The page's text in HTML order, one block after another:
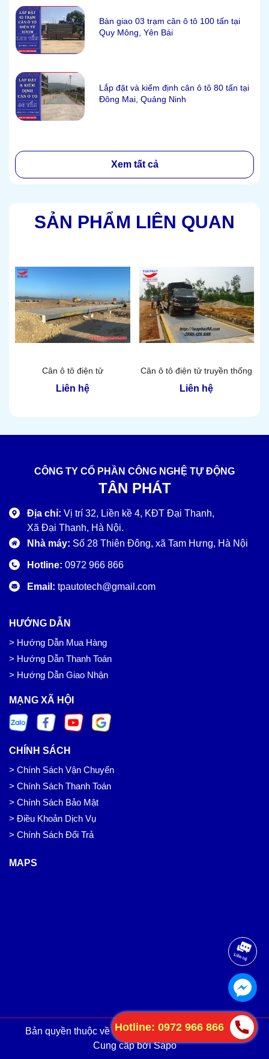
Bàn giao 03 trạm cân ô tô 100 tấn tại
Quy Mông, Yên Bái
Lắp đặt và kiểm định cân ô tô 80 tấn tại
Đông Mai, Quảng Ninh
Xem tất cả
SẢN PHẨM LIÊN QUAN
Cân ô tô điện tử
Liên hệ
Cân ô tô điện tử truyền thống
Liên hệ
CÔNG TY CỔ PHẦN CÔNG NGHỆ TỰ ĐỘNG
TÂN PHÁT
Địa chỉ: Vị trí 32, Liền kề 4, KĐT Đại Thanh,
Xã Đại Thanh, Hà Nội.
Nhà máy: Số 28 Thiên Đông, xã Tam Hưng, Hà Nội
Hotline: 0972 966 866
Email: tpautotech@gmail.com
HƯỚNG DẪN
> Hướng Dẫn Mua Hàng
> Hướng Dẫn Thanh Toán
> Hướng Dẫn Giao Nhận
MẠNG XÃ HỘI
CHÍNH SÁCH
> Chính Sách Vận Chuyển
> Chính Sách Thanh Toán
> Chính Sách Bảo Mật
> Điều Khoản Dịch Vụ
> Chính Sách Đổi Trả
MAPS
Bản quyền thuộc vềTAN PHAT AUTOTECH.,JSC.
Cung cấp bởiSapo
Hotline: 0972 966 866